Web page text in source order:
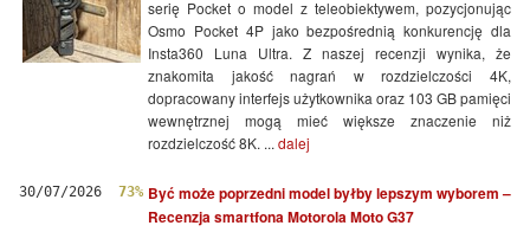
serię Pocket o model z teleobiektywem, pozycjonując
Osmo Pocket 4P jako bezpośrednią konkurencję dla
Insta360 Luna Ultra. Z naszej recenzji wynika, że
znakomita jakość nagrań w rozdzielczości 4K,
dopracowany interfejs użytkownika oraz 103 GB pamięci
wewnętrznej mogą mieć większe znaczenie niż
rozdzielczość 8K. ... dalej
30/07/2026 73% Być może poprzedni model byłby lepszym wyborem –
Recenzja smartfona Motorola Moto G37